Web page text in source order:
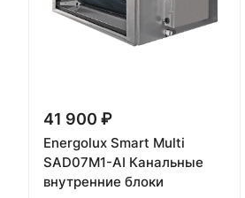
41 900 ₽
Energolux Smart Multi
SAD07M1-AI Канальные
внутренние блоки